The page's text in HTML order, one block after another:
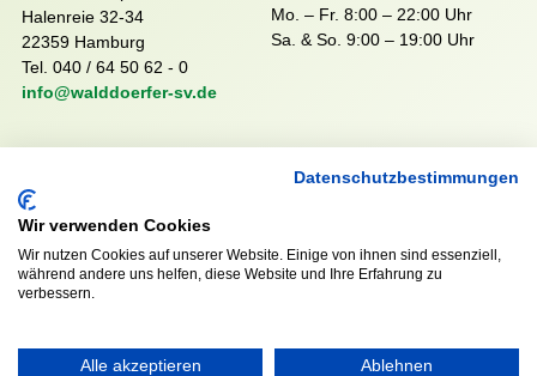
Halenreie 32-34
22359 Hamburg
Tel. 040 / 64 50 62 - 0
info@walddoerfer-sv.de
Mo. – Fr. 8:00 – 22:00 Uhr
Sa. & So. 9:00 – 19:00 Uhr
VEREINSSHOP
Nordsport.store
RECHTLICHES
Datenschutzbestimmungen
Wir verwenden Cookies
Wir nutzen Cookies auf unserer Website. Einige von ihnen sind essenziell,
während andere uns helfen, diese Website und Ihre Erfahrung zu
verbessern.
Alle akzeptieren Ablehnen